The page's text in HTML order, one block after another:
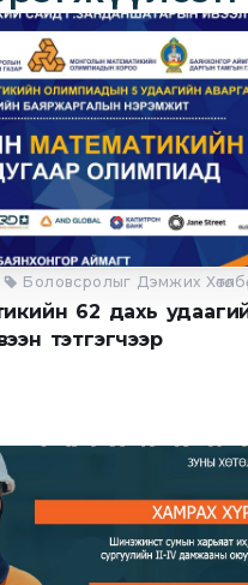
Боловсролыг Дэмжих
62 дахь
тэтгэгчээр